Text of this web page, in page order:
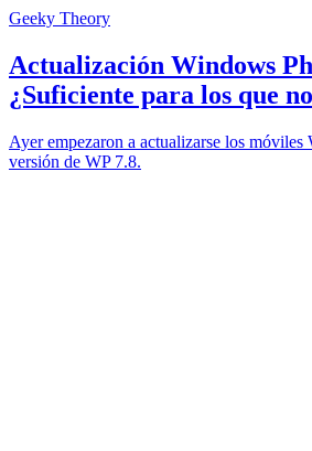
Geeky Theory
Actualización Windows
¿Suficiente para los que
Ayer empezaron a actualizarse los móviles
versión de WP 7.8.